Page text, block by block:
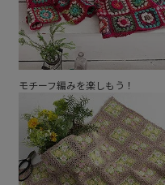
モチーフ編みを楽しもう！